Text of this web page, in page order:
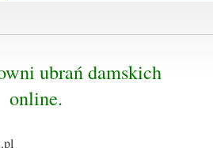
online.